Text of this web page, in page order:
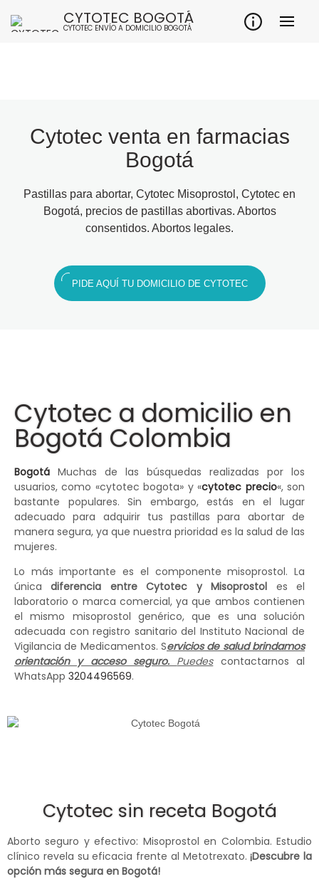
CYTOTEC BOGOTÁ
CYTOTEC ENVÍO A DOMICILIO BOGOTÁ
Cytotec venta en farmacias
Bogotá
Pastillas para abortar, Cytotec Misoprostol, Cytotec en
Bogotá, precios de pastillas abortivas. Abortos
consentidos. Abortos legales.
PIDE AQUÍ TU DOMICILIO DE CYTOTEC
Cytotec a domicilio en
Bogotá Colombia
Bogotá Muchas de las búsquedas realizadas por los
usuarios, como «cytotec bogota» y «cytotec precio«, son
bastante populares. Sin embargo, estás en el lugar
adecuado para adquirir tus pastillas para abortar de
manera segura, ya que nuestra prioridad es la salud de las
mujeres.
Lo más importante es el componente misoprostol. La
únicadiferencia entre Cytotec y Misoprostol es el
laboratorio o marca comercial, ya que ambos contienen
el mismo misoprostol genérico, que es una solución
adecuada con registro sanitario del Instituto Nacional de
Vigilancia de Medicamentos. Servicios de salud brindamos
orientación y acceso seguro. Puedescontactarnos al
WhatsApp 3204496569.
Cytotec sin receta Bogotá
Aborto seguro y efectivo: Misoprostol en Colombia. Estudio
clínico revela su eficacia frente al Metotrexato.¡Descubre la
opción más segura en Bogotá!